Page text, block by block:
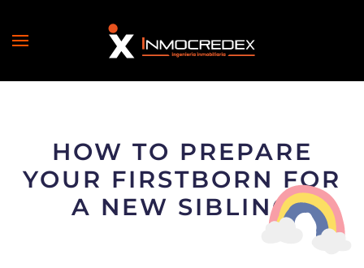
HOW TO PREPARE
YOUR FIRSTBORN FOR
A NEW SIBLING